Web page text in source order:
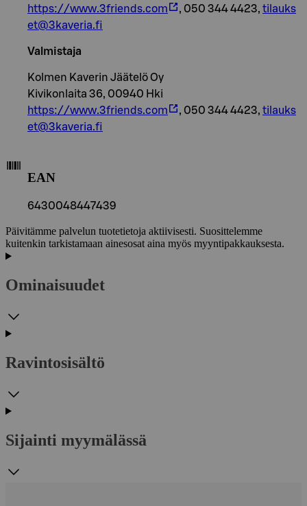
https://www.3friends.com
, 050 344 4423, tilauks
et@3kaveria.fi
Valmistaja
Kolmen Kaverin Jäätelö Oy
Kivikonlaita 36, 00940 Hki
https://www.3friends.com
, 050 344 4423, tilauks
et@3kaveria.fi
EAN
6430048447439
Päivitämme palvelun tuotetietoja aktiivisesti. Suosittelemme
kuitenkin tarkistamaan ainesosat aina myös myyntipakkauksesta.
Ominaisuudet
Ravintosisältö
Sijainti myymälässä